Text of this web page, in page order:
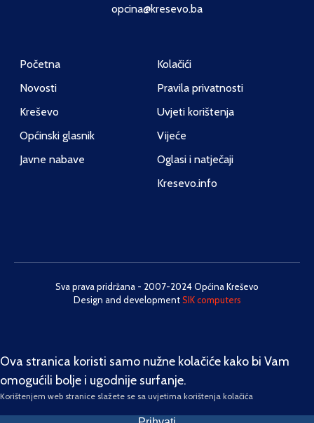
opcina@kresevo.ba
Početna
Novosti
Kreševo
Općinski glasnik
Javne nabave
Kolačići
Pravila privatnosti
Uvjeti korištenja
Vijeće
Oglasi i natječaji
Kresevo.info
Sva prava pridržana - 2007-2024 Općina Kreševo
Design and developmentSIK computers
Ova stranica koristi samo nužne kolačiće kako bi Vam
omogućili bolje i ugodnije surfanje.
Korištenjem web stranice slažete se sa uvjetima korištenja kolačića